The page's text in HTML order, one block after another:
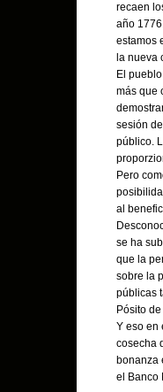
recaen
año
estamos
la nueva
El
más que
sesión
público.
Pero
al
se ha
que la
sobre la
públicas
Pósito
Y eso en
cosecha
bonanza
el Banco